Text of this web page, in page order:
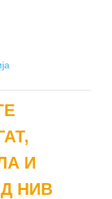
И
НИВ